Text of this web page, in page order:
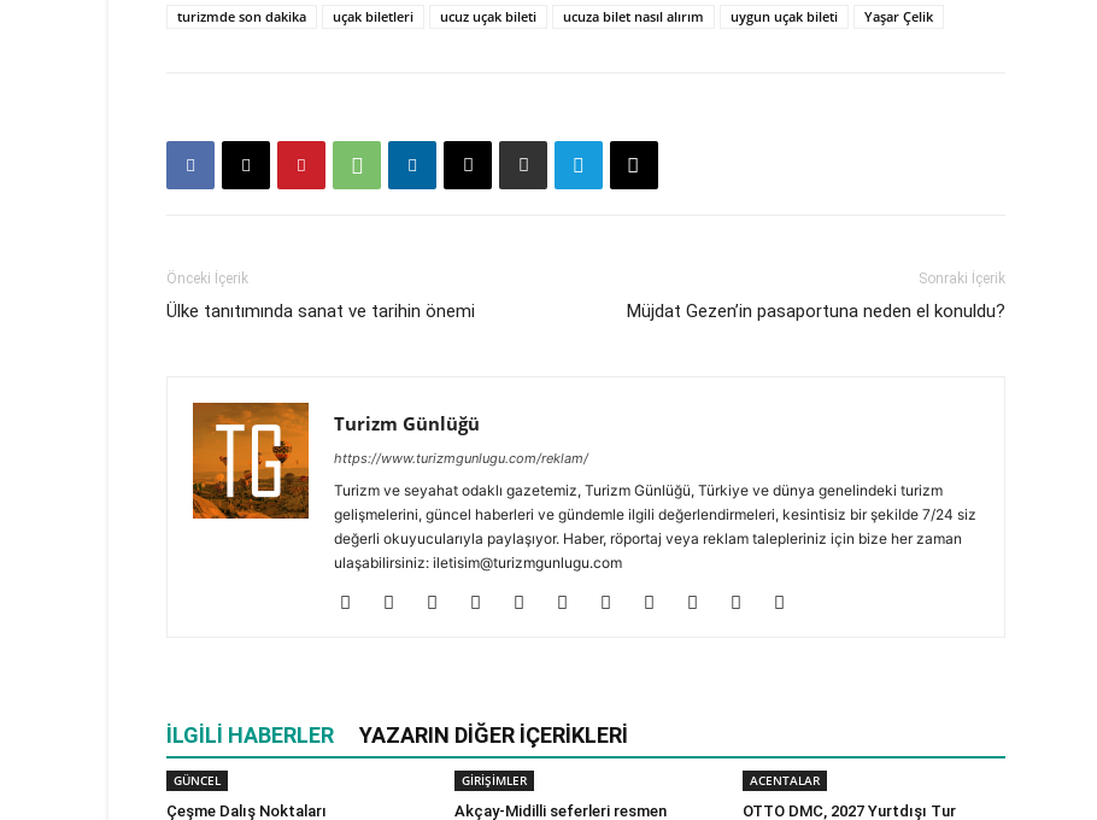
turizmde son dakika
uçak biletleri ucuz uçak bileti ucuza bilet nasıl alırım uygun uçak bileti Yaşar Çelik
Önceki İçerik
Ülke tanıtımında sanat ve tarihin önemi
Sonraki İçerik
Müjdat Gezen’in pasaportuna neden el konuldu?
Turizm Günlüğü
https://www.turizmgunlugu.com/reklam/
Turizm ve seyahat odaklı gazetemiz, Turizm Günlüğü, Türkiye ve dünya genelindeki turizm
gelişmelerini, güncel haberleri ve gündemle ilgili değerlendirmeleri, kesintisiz bir şekilde 7/24 siz
değerli okuyucularıyla paylaşıyor. Haber, röportaj veya reklam talepleriniz için bize her zaman
ulaşabilirsiniz: iletisim@turizmgunlugu.com
İLGILI HABERLER YAZARIN DIĞER İÇERIKLERI
GÜNCEL
Çeşme Dalış Noktaları
GİRİŞİMLER
Akçay-Midilli seferleri resmen
ACENTALAR
OTTO DMC, 2027 Yurtdışı Tur